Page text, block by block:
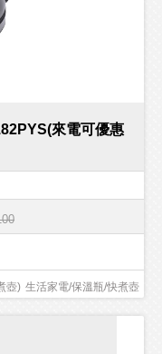
來電可優惠
生活家電/保溫瓶/快煮壺
壺)